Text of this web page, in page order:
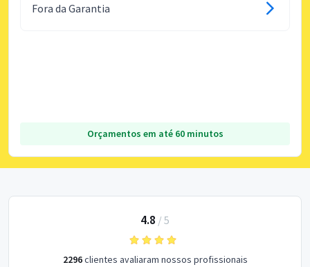
Fora da Garantia
Orçamentos em até 60 minutos
4.8 / 5
2296clientes avaliaram nossos profissionais